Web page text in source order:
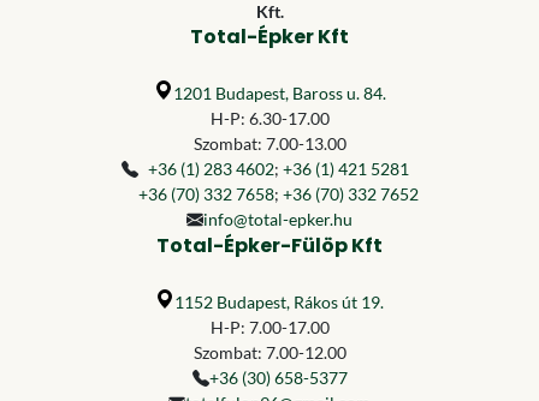
Kft.
Total-Épker Kft
1201 Budapest, Baross u. 84.
H-P: 6.30-17.00
Szombat: 7.00-13.00
+36 (1) 283 4602; +36 (1) 421 5281
+36 (70) 332 7658; +36 (70) 332 7652
info@total-epker.hu
Total-Épker-Fülöp Kft
1152 Budapest, Rákos út 19.
H-P: 7.00-17.00
Szombat: 7.00-12.00
+36 (30) 658-5377